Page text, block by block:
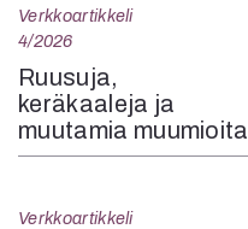
Verkkoartikkeli
4/2026
Ruusuja,
keräkaaleja ja
muutamia muumioita
Verkkoartikkeli